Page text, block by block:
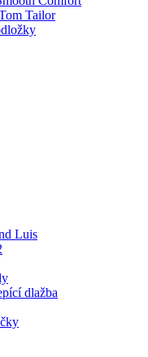
Tailor
Luis
dlažba